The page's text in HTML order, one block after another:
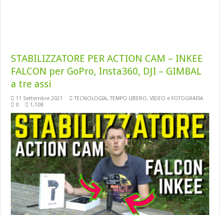
STABILIZZATORE PER ACTION CAM – INKEE
FALCON per GoPro, Insta360, DJI – GIMBAL
a tre assi
11 Settembre 2021 TECNOLOGIA,TEMPO LIBERO,VIDEO e FOTOGRAFIA
0
1,108